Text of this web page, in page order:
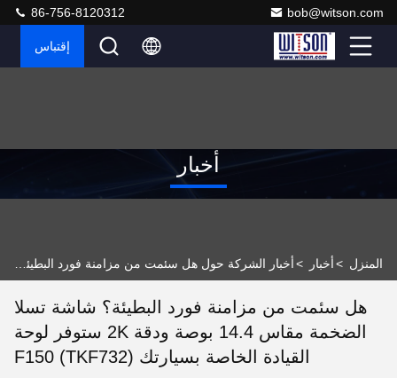
bob@witson.com
86-756-8120312
إقتباس
أخبار
المنزل >أخبار >
هل سئمت من مزامنة فورد البطيئة؟ شاشة تسلا
الضخمة مقاس 14.4 بوصة ودقة 2K ستوفر لوحة
القيادة الخاصة بسيارتك F150 (TKF732)